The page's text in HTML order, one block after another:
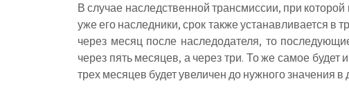
В случае наследственной трансмиссии, при
уже его наследники, срок также устанавливается в
через месяц после наследодателя, то
через пять месяцев, а через три. То же самое
трех месяцев будет увеличен до нужного значения в